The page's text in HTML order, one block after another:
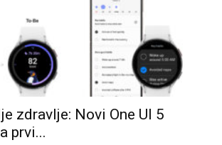
zdravlje: Novi One UI 5
prvi...